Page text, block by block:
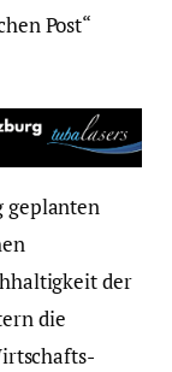
Post“
geplanten
der
die